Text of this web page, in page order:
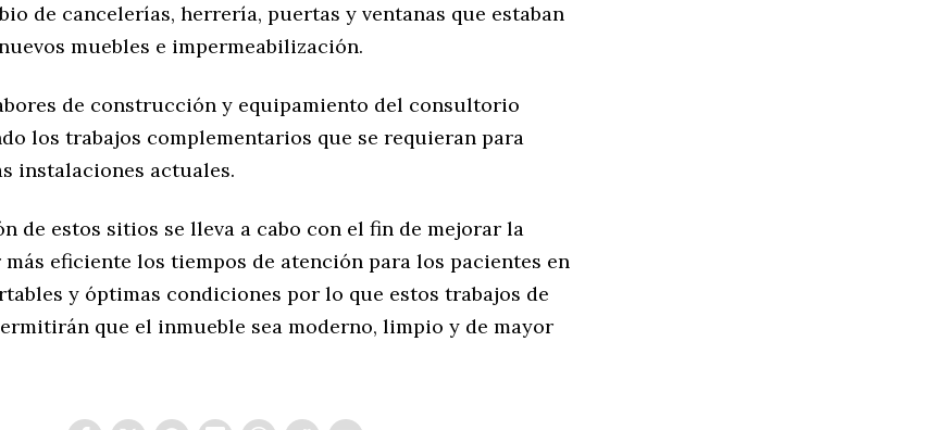
de cancelerías, herrería, puertas y ventanas que estaban
muebles e impermeabilización.
de construcción y equipamiento del consultorio
los trabajos complementarios que se requieran para
instalaciones actuales.
de estos sitios se lleva a cabo con el fin de mejorar la
más eficiente los tiempos de atención para los pacientes en
y óptimas condiciones por lo que estos trabajos de
que el inmueble sea moderno, limpio y de mayor